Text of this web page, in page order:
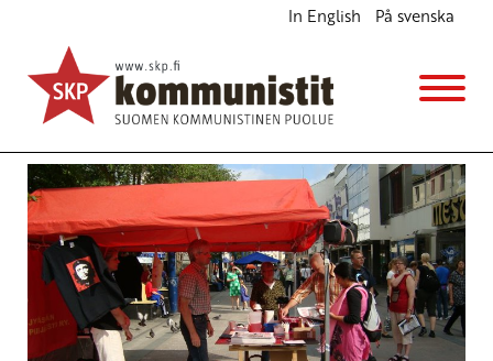
In English På svenska
Leikkaaminen vain pahentaa ongelmia
Ajankohtaista
3.9.2013 - 20:07(Muokattu 6.11.2025 - 13:39)